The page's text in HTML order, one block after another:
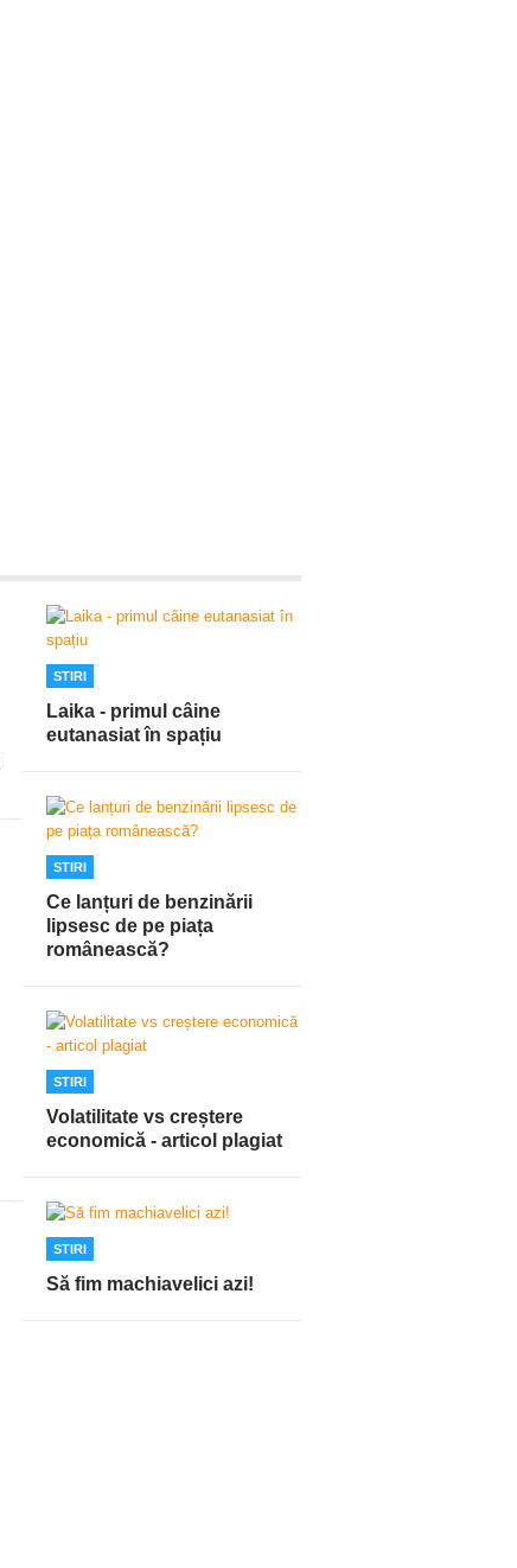
STIRI
Laika - primul câine
eutanasiat în spațiu
STIRI
Ce lanțuri de benzinării
lipsesc de pe piața
românească?
STIRI
Volatilitate vs creștere
economică - articol plagiat
STIRI
Să fim machiavelici azi!